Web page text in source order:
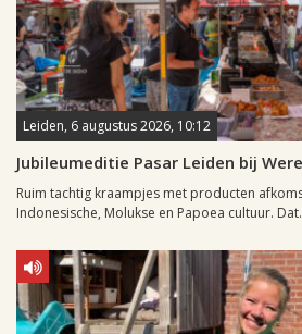
Leiden, 6 augustus 2026, 10:12
Jubileumeditie Pasar Leiden bij
Ruim tachtig kraampjes met producten
Indonesische, Molukse en Papoea cultuur.